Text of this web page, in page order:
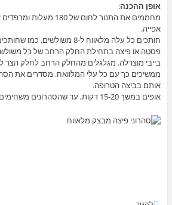
אופן ההכנה:
מחממים את התנור לחום של
אפייה.
חותכים כל עלה מלאווח ל-8
פסטה או פיצה בתחילת החלק הרחב של כל משולש,
בייבי מוצרלה. מגלגלים מהחלק הרחב לחלק הצר
ממשיכים כך עם כל עלי המלוואח. מסדרים את
אותם בביצה הטרופה.
אופים במשך 15-20 דקות, עד שהסהרונים משחימים.